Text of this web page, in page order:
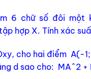
6 chữ số đôi
hợp X. Tính xác
cho hai điểm A(-
d sao cho: MA^2 +